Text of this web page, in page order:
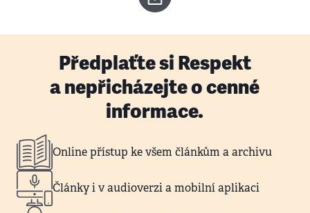
Předplaťte si Respekt
a nepřicházejte o cenné
informace.
Online přístup ke všem článkům a archivu
Články i v audioverzi a mobilní aplikaci